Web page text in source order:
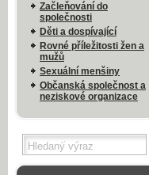
Začleňování do
společnosti
Děti a dospívající
Rovné příležitosti žen a
mužů
Sexuální menšiny
Občanská společnost a
neziskové organizace